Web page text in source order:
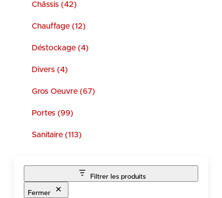
Châssis (42)
Chauffage (12)
Déstockage (4)
Divers (4)
Gros Oeuvre (67)
Portes (99)
Sanitaire (113)
Filtrer les produits
Fermer